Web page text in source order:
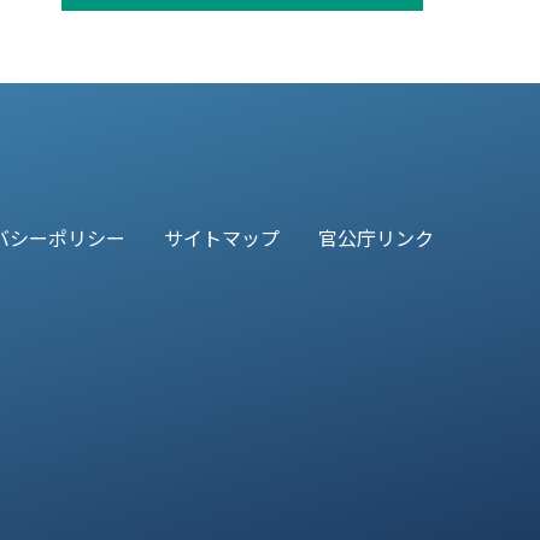
シーポリシー サイトマップ 官公庁リンク